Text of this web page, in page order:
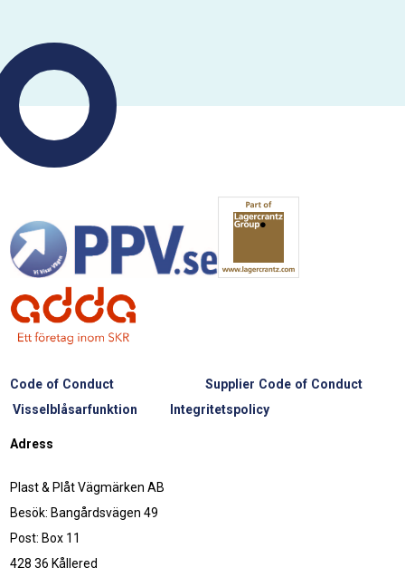
Code of Conduct
Supplier Code of Conduct
Visselblåsarfunktion
Integritetspolicy
Adress
Plast & Plåt Vägmärken AB
Besök: Bangårdsvägen 49
Post: Box 11
428 36 Kållered